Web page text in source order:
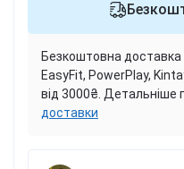
Безкоштовна доставка
EasyFit, PowerPlay,
від 3000₴. Детальніше
доставки